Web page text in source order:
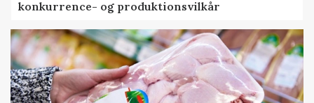
konkurrence- og produktionsvilkår